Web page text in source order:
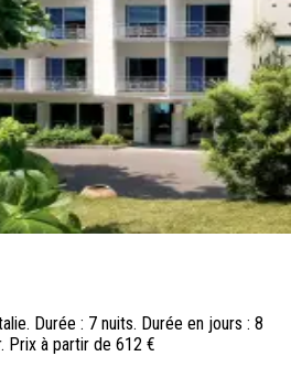
Durée : 7 nuits. Durée en jours : 8
Prix à partir de 612 €